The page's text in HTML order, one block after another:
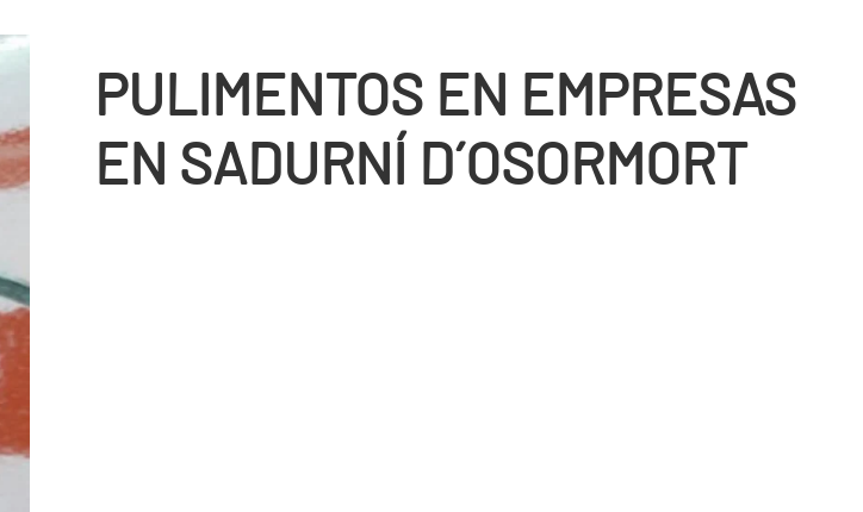
PULIMENTOS EN EMPRESAS
EN SADURNÍ D´OSORMORT